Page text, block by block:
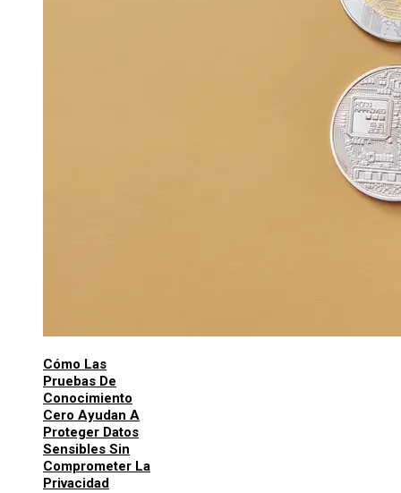
Cómo Las
Pruebas De
Conocimiento
Cero Ayudan A
Proteger Datos
Sensibles Sin
Comprometer La
Privacidad